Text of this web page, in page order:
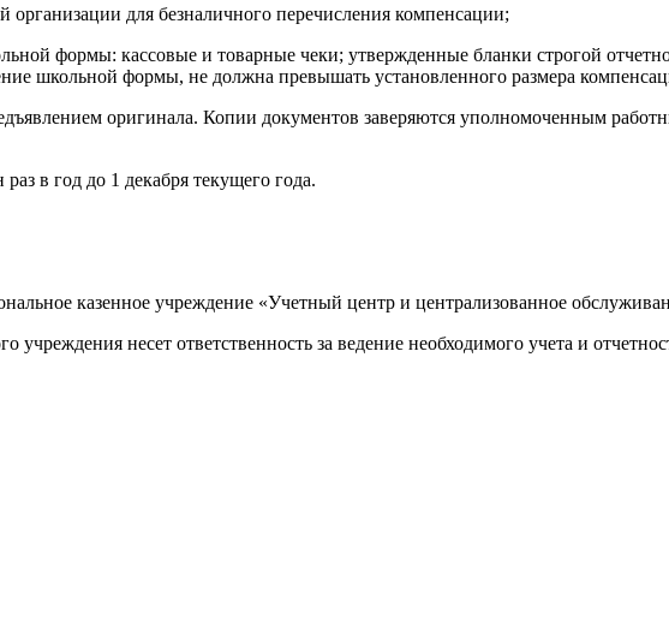
для безналичного перечисления компенсации;
формы: кассовые и товарные чеки; утвержденные бланки строгой
школьной формы, не должна превышать установленного размера
оригинала. Копии документов заверяются уполномоченным
в год до 1 декабря текущего года.
казенное учреждение «Учетный центр и централизованное
учреждения несет ответственность за ведение необходимого учета и